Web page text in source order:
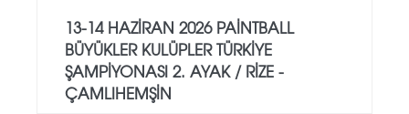
13-14 HAZİRAN 2026 PAİNTBALL
BÜYÜKLER KULÜPLER TÜRKİYE
ŞAMPİYONASI 2. AYAK / RİZE -
ÇAMLIHEMŞİN